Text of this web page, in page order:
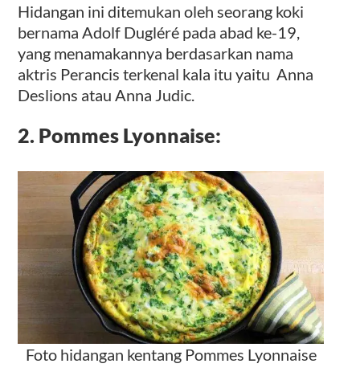
Hidangan ini ditemukan oleh seorang koki
bernama Adolf Dugléré pada abad ke-19,
yang menamakannya berdasarkan nama
aktris Perancis terkenal kala itu yaitu Anna
Deslions atau Anna Judic.
2. Pommes Lyonnaise:
Foto hidangan kentang Pommes Lyonnaise